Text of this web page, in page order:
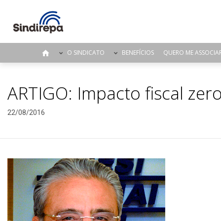
O SINDICATO BENEFÍCIOS QUERO ME
ARTIGO: Impacto fiscal zero
22/08/2016